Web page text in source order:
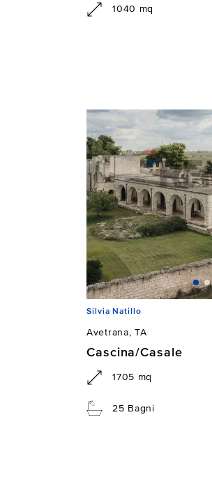
1040 mq
Silvia Natillo
Avetrana, TA
Cascina/Casale
1705 mq
25 Bagni